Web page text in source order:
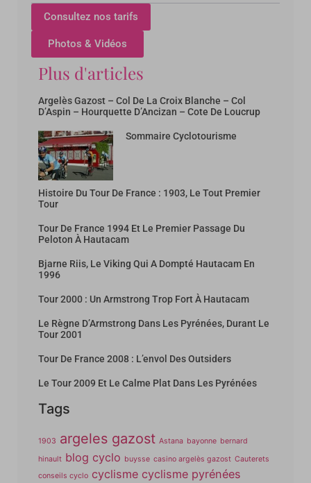
Consultez nos tarifs
Photos & Vidéos
Plus d'articles
Argelès Gazost – Col De La Croix Blanche – Col
D’Aspin – Hourquette D’Ancizan – Cote De Loucrup
Sommaire Cyclotourisme
Histoire Du Tour De France : 1903, Le Tout Premier
Tour
Tour De France 1994 Et Le Premier Passage Du
Peloton À Hautacam
Bjarne Riis, Le Viking Qui A Dompté Hautacam En
1996
Tour 2000 : Un Armstrong Trop Fort À Hautacam
Le Règne D’Armstrong Dans Les Pyrénées, Durant Le
Tour 2001
Tour De France 2008 : L’envol Des Outsiders
Le Tour 2009 Et Le Calme Plat Dans Les Pyrénées
Tags
1903 argeles gazost Astana bayonne bernard
hinault blog cyclo buysse casino argelès gazost Cauterets
conseils cyclo cyclisme cyclisme pyrénées